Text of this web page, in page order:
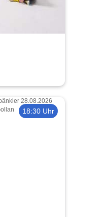
18:30 Uhr